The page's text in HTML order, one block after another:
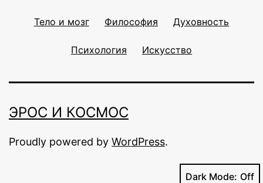
Тело и мозг Философия Духовность
Психология Искусство
ЭРОС И КОСМОС
Proudly powered by WordPress.
Dark Mode: